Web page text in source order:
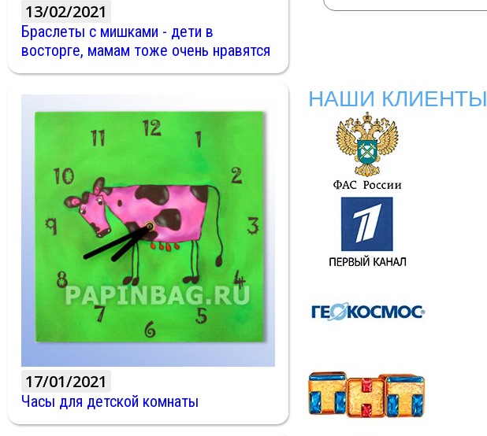
13/02/2021
Браслеты с мишками - дети в
восторге, мамам тоже очень нравятся
17/01/2021
Часы для детской комнаты
НАШИ КЛИЕНТЫ